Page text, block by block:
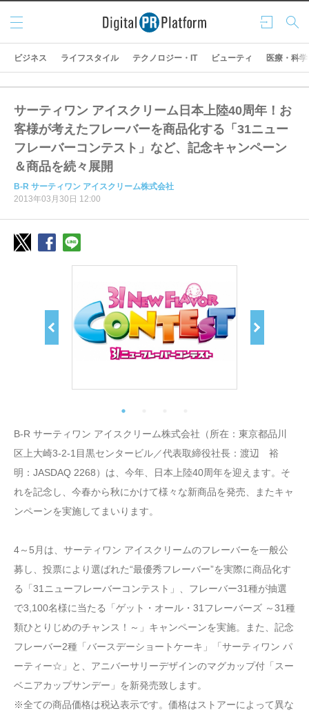
ログ
イン
検索
メニ
ュー
ビジネス ライフスタイル テクノロジー・IT ビューティ 医療・科学
サーティワン アイスクリーム日本上陸40周年！お
客様が考えたフレーバーを商品化する「31ニュー
フレーバーコンテスト」など、記念キャンペーン
＆商品を続々展開
B‐R サーティワン アイスクリーム株式会社
2013年03月30日 12:00
B‐R サーティワン アイスクリーム株式会社（所在：東京都品川
区上大崎3-2-1目黒センタービル／代表取締役社長：渡辺 裕
明：JASDAQ 2268）は、今年、日本上陸40周年を迎えます。そ
れを記念し、今春から秋にかけて様々な新商品を発売、またキャ
ンペーンを実施してまいります。
4～5月は、サーティワン アイスクリームのフレーバーを一般公
募し、投票により選ばれた“最優秀フレーバー”を実際に商品化す
る「31ニューフレーバーコンテスト」、フレーバー31種が抽選
で3,100名様に当たる「ゲット・オール・31フレーバーズ ～31種
類ひとりじめのチャンス！～」キャンペーンを実施。また、記念
フレーバー2種「バースデーショートケーキ」「サーティワン パ
ーティー☆」と、アニバーサリーデザインのマグカップ付「スー
ベニアカップサンデー」を新発売致します。
※全ての商品価格は税込表示です。価格はストアーによって異な